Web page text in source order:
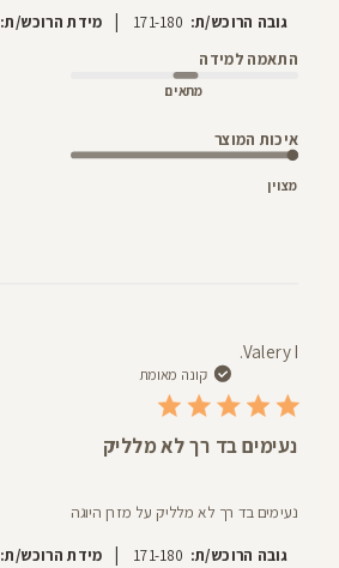
גובה הרוכש/ת: 171-180
| מידת הרוכש/ת:
התאמה למידה
מתאים
איכות המוצר
מצוין
Valery I.
קונה מאומת
נעימים בד רך לא מלליק
נעימים בד רך לא מלליק על מזרן היוגה
גובה הרוכש/ת: 171-180
| מידת הרוכש/ת: